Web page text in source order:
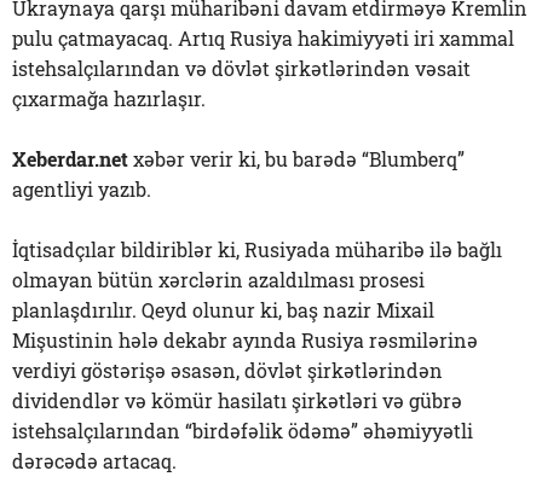
Ukraynaya qarşı müharibəni davam etdirməyə Kremlin
pulu çatmayacaq. Artıq Rusiya hakimiyyəti iri xammal
istehsalçılarından və dövlət şirkətlərindən vəsait
çıxarmağa hazırlaşır.
Xeberdar.netxəbər verir ki, bu barədə “Blumberq”
agentliyi yazıb.
İqtisadçılar bildiriblər ki, Rusiyada müharibə ilə bağlı
olmayan bütün xərclərin azaldılması prosesi
planlaşdırılır. Qeyd olunur ki, baş nazir Mixail
Mişustinin hələ dekabr ayında Rusiya rəsmilərinə
verdiyi göstərişə əsasən, dövlət şirkətlərindən
dividendlər və kömür hasilatı şirkətləri və gübrə
istehsalçılarından “birdəfəlik ödəmə” əhəmiyyətli
dərəcədə artacaq.